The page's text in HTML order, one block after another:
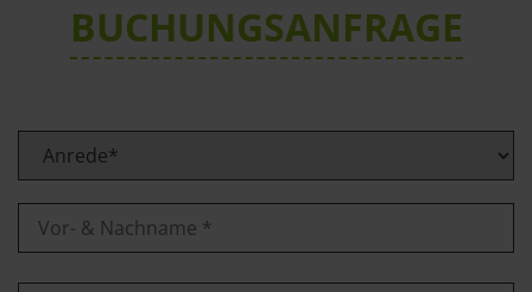
BUCHUNGSANFRAGE